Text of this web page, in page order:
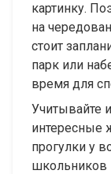
картинку.
на
стоит
парк или
время для
Учитывайте
интересные
прогулки у
школьников